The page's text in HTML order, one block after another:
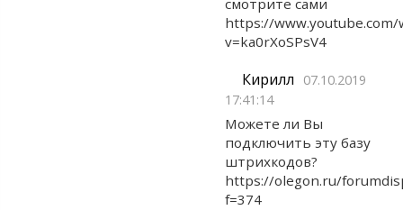
https://www.youtube.com/
v=ka0rXoSPsV4
Кирилл
07.10.2019
17:41:14
Можете ли Вы
подключить эту базу
штрихкодов?
https://olegon.ru/
f=374